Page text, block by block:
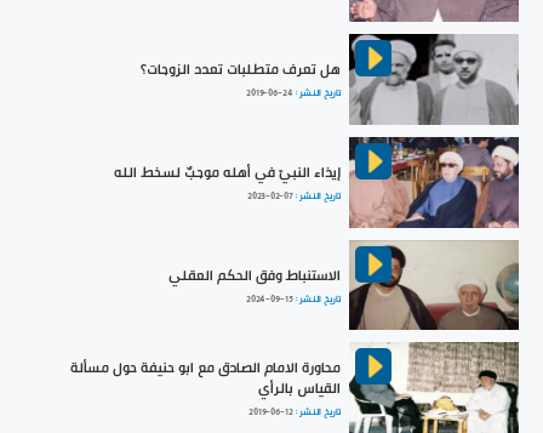
هل تعرف متطلبات تعدد الزوجات؟
تاريخ النشر : 2019-06-24
إيذاء النبيّ في أهله موجبٌ لسخط الله
تاريخ النشر :2023-02-07
الاستنباط وفق الحكم العقلي
تاريخ النشر :2024-09-15
محاورة الامام الصادق مع ابو حنيفة حول مسألة
القياس بالرأي
تاريخ النشر :2019-06-12